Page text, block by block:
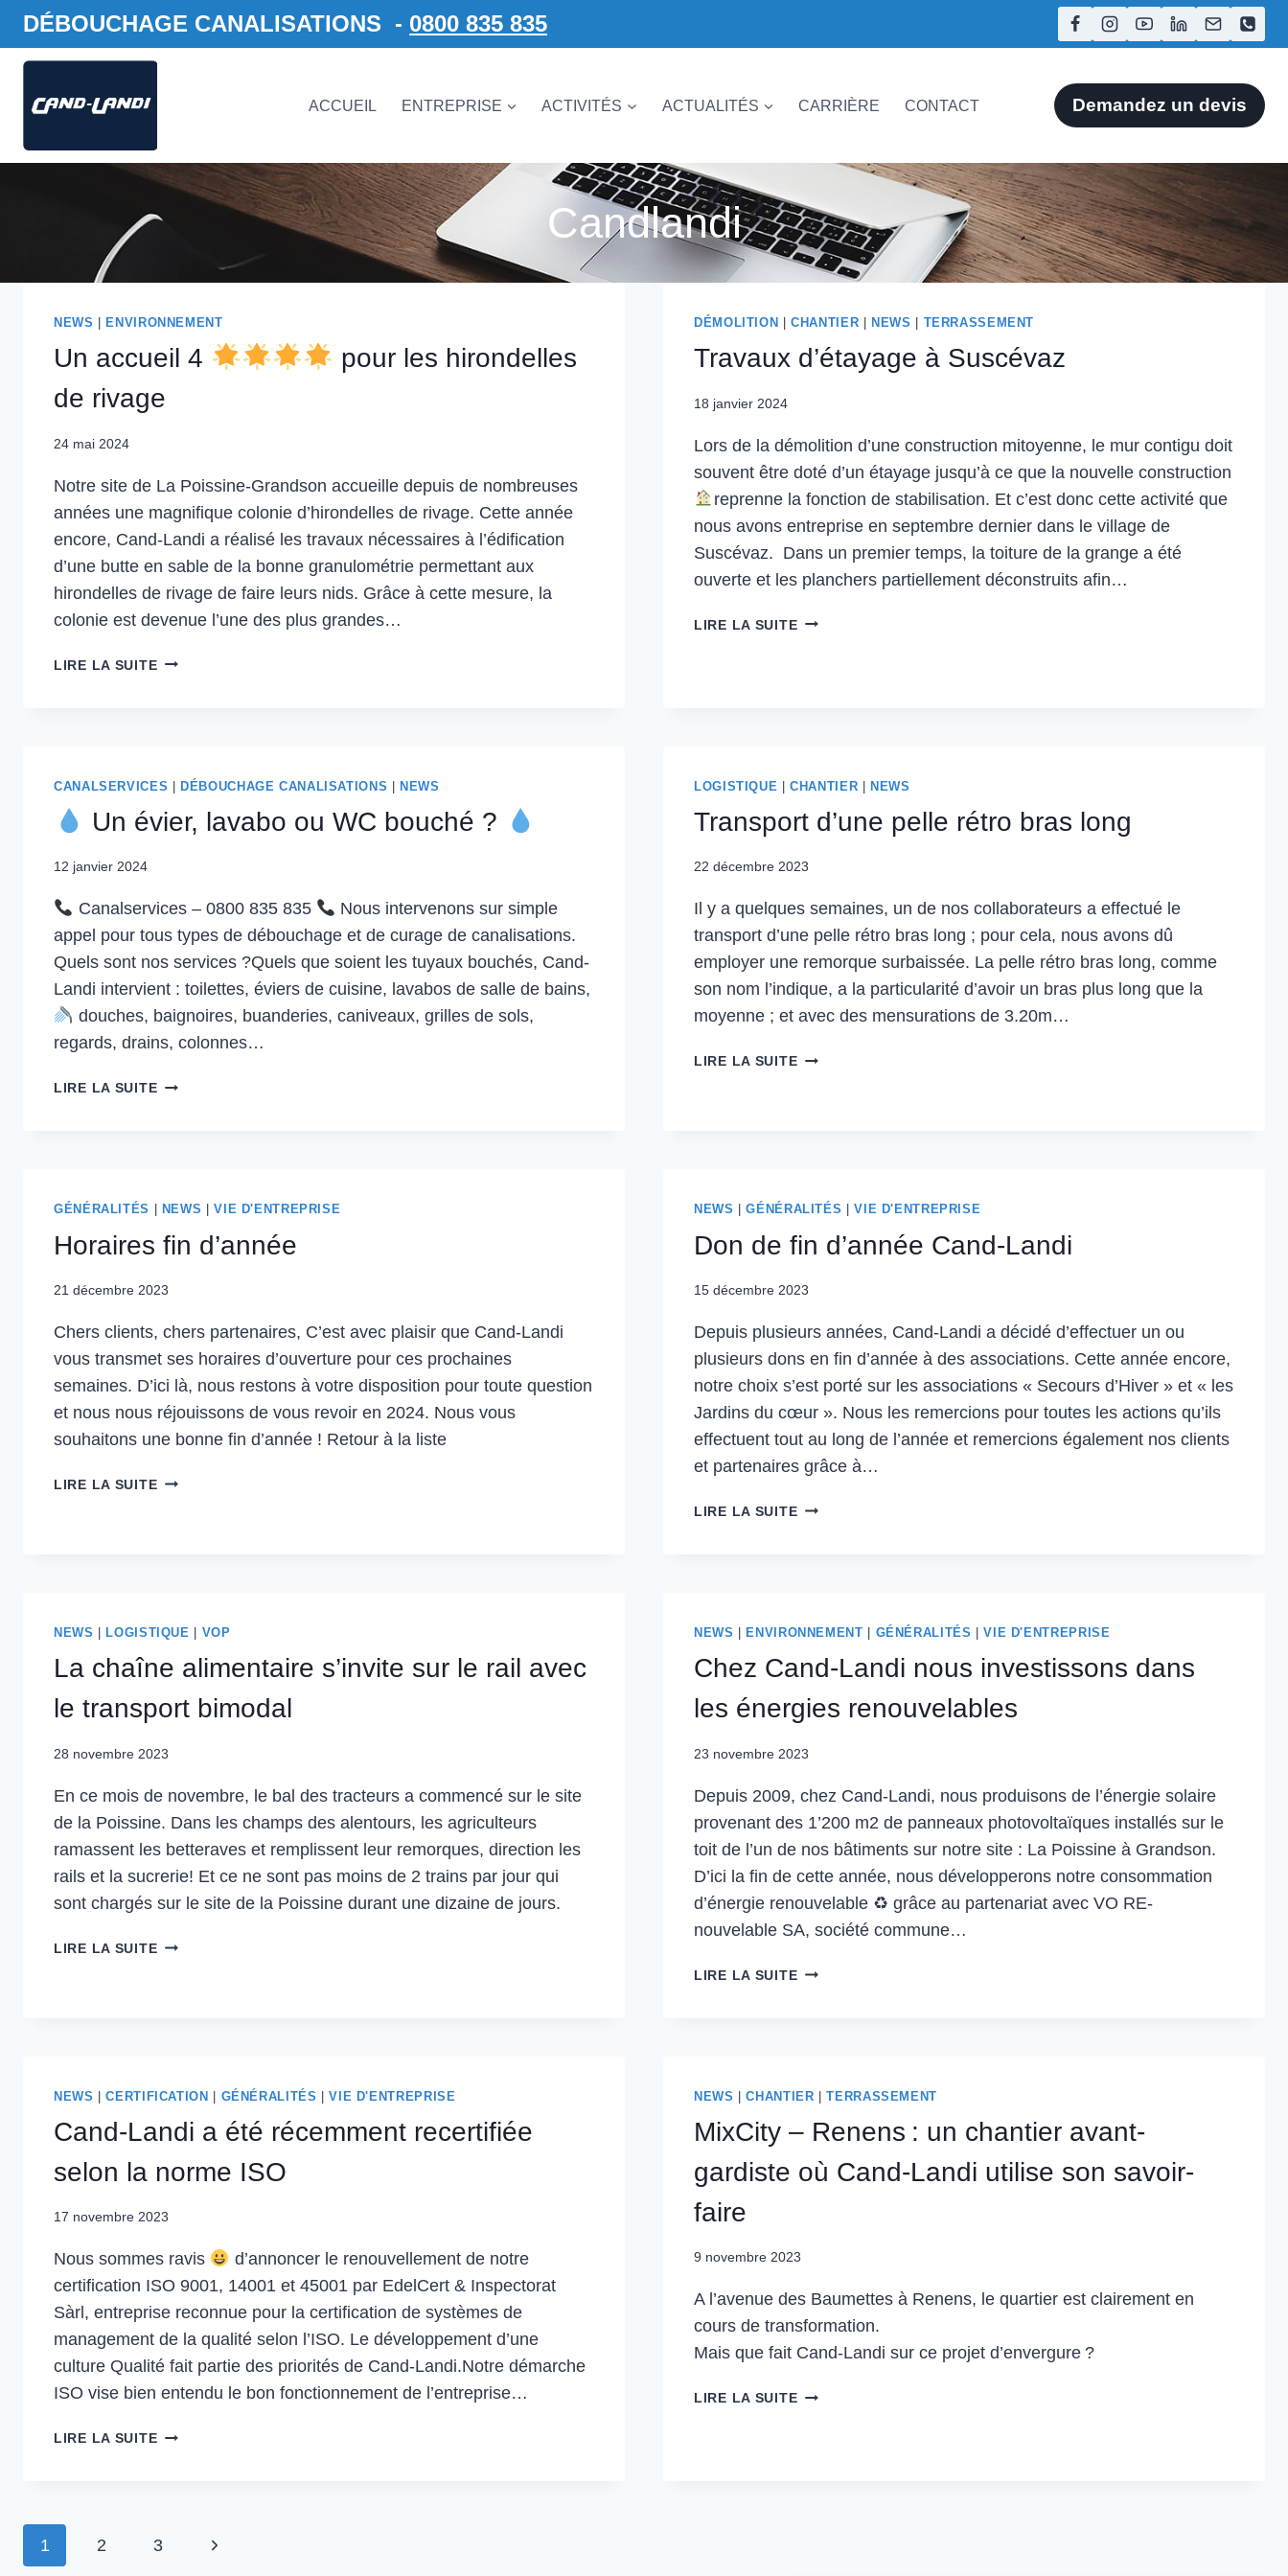
Aller
contenu
DÉBOUCHAGE CANALISATIONS - 0800 835 835
ACCUEIL ENTREPRISE ACTIVITÉS ACTUALITÉS CARRIÈRE CONTACT Demandez un devis
Candlandi
NEWS ENVIRONNEMENT
Un accueil 4
pour les hirondelles
de rivage
24 mai 2024
Notre site de La Poissine-Grandson accueille depuis de nombreuses
années une magnifique colonie d’hirondelles de rivage. Cette année
encore, Cand-Landi a réalisé les travaux nécessaires à l’édification
d’une butte en sable de la bonne granulométrie permettant aux
hirondelles de rivage de faire leurs nids. Grâce à cette mesure, la
colonie est devenue l’une des plus grandes…
LIRE LA SUITE UN
POUR
RIVAGE
DÉMOLITION |CHANTIER NEWS TERRASSEMENT
Travaux d’étayage à Suscévaz
18 janvier 2024
Lors de la démolition d’une construction mitoyenne, le mur contigu doit
souvent être doté d’un étayage jusqu’à ce que la nouvelle construction
reprenne la fonction de stabilisation. Et c’est donc cette activité que
nous avons entreprise en septembre dernier dans le village de
Suscévaz. Dans un premier temps, la toiture de la grange a été
ouverte et les planchers partiellement déconstruits afin…
LIRE LA SUITE TRAVAUX
CANALSERVICES DÉBOUCHAGE CANALISATIONS NEWS
Un évier, lavabo ou WC bouché ?
12 janvier 2024
Canalservices – 0800 835 835
Nous intervenons sur simple
appel pour tous types de débouchage et de curage de canalisations.
Quels sont nos services ?Quels que soient les tuyaux bouchés, Cand-
Landi intervient : toilettes, éviers de cuisine, lavabos de salle de bains,
douches, baignoires, buanderies, caniveaux, grilles de sols,
regards, drains, colonnes…
LIRE LA SUITE
BOUCHÉ
?
LOGISTIQUE |CHANTIER NEWS
Transport d’une pelle rétro bras long
22 décembre 2023
Il y a quelques semaines, un de nos collaborateurs a effectué le
transport d’une pelle rétro bras long ; pour cela, nous avons dû
employer une remorque surbaissée. La pelle rétro bras long, comme
son nom l’indique, a la particularité d’avoir un bras plus long que la
moyenne ; et avec des mensurations de 3.20m…
LIRE LA SUITE TRANSPORT
GÉNÉRALITÉS NEWS |VIE D'ENTREPRISE
Horaires fin d’année
21 décembre 2023
Chers clients, chers partenaires, C’est avec plaisir que Cand-Landi
vous transmet ses horaires d’ouverture pour ces prochaines
semaines. D’ici là, nous restons à votre disposition pour toute question
et nous nous réjouissons de vous revoir en 2024. Nous vous
souhaitons une bonne fin d’année ! Retour à la liste
LIRE LA SUITE HORAIRES
NEWS |GÉNÉRALITÉS |VIE D'ENTREPRISE
Don de fin d’année Cand-Landi
15 décembre 2023
Depuis plusieurs années, Cand-Landi a décidé d’effectuer un ou
plusieurs dons en fin d’année à des associations. Cette année encore,
notre choix s’est porté sur les associations « Secours d’Hiver » et « les
Jardins du cœur ». Nous les remercions pour toutes les actions qu’ils
effectuent tout au long de l’année et remercions également nos clients
et partenaires grâce à…
LIRE LA SUITE DON
NEWS LOGISTIQUE VOP
La chaîne alimentaire s’invite sur le rail avec
le transport bimodal
28 novembre 2023
En ce mois de novembre, le bal des tracteurs a commencé sur le site
de la Poissine. Dans les champs des alentours, les agriculteurs
ramassent les betteraves et remplissent leur remorques, direction les
rails et la sucrerie! Et ce ne sont pas moins de 2 trains par jour qui
sont chargés sur le site de la Poissine durant une dizaine de jours.
LIRE LA SUITE LA
AVEC
TRANSPORT
BIMODAL
NEWS ENVIRONNEMENT GÉNÉRALITÉS |VIE D'ENTREPRISE
Chez Cand-Landi nous investissons dans
les énergies renouvelables
23 novembre 2023
Depuis 2009, chez Cand-Landi, nous produisons de l’énergie solaire
provenant des 1’200 m2 de panneaux photovoltaïques installés sur le
toit de l’un de nos bâtiments sur notre site : La Poissine à Grandson.
D’ici la fin de cette année, nous développerons notre consommation
d’énergie renouvelable ♻ grâce au partenariat avec VO RE-
nouvelable SA, société commune…
LIRE LA SUITE CHEZ
LES
ÉNERGIES
NEWS |CERTIFICATION GÉNÉRALITÉS |VIE D'ENTREPRISE
Cand-Landi a été récemment recertifiée
selon la norme ISO
17 novembre 2023
Nous sommes ravis
d’annoncer le renouvellement de notre
certification ISO 9001, 14001 et 45001 par EdelCert & Inspectorat
Sàrl, entreprise reconnue pour la certification de systèmes de
management de la qualité selon l’ISO. Le développement d’une
culture Qualité fait partie des priorités de Cand-Landi.Notre démarche
ISO vise bien entendu le bon fonctionnement de l’entreprise…
LIRE LA SUITE CAND-
RECERTIFIÉE
NEWS |CHANTIER |TERRASSEMENT
MixCity – Renens : un chantier avant-
gardiste où Cand-Landi utilise son savoir-
faire
9 novembre 2023
A l’avenue des Baumettes à Renens, le quartier est clairement en
cours de transformation.
Mais que fait Cand-Landi sur ce projet d’envergure ?
LIRE LA SUITE MIXCITY
Navigation
1 2 3
Page